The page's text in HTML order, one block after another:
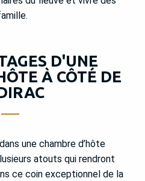
D'UNE
À CÔTÉ DE
une chambre d’hôte
atouts qui rendront
ce coin exceptionnel de la